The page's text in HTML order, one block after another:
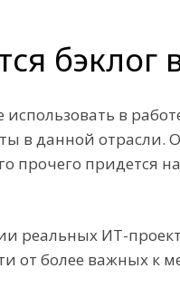
бэклог
в
в данной отрасли.
прочего
реальных ИТ-
от более важных к